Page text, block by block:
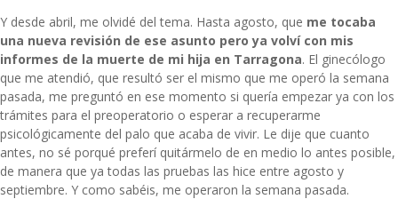
Y desde abril, me olvidé del tema. Hasta agosto, que me tocaba
una nueva revisión de ese asunto pero ya volví con mis
informes de la muerte de mi hija en Tarragona. El ginecólogo
que me atendió, que resultó ser el mismo que me operó la semana
pasada, me preguntó en ese momento si quería empezar ya con los
trámites para el preoperatorio o esperar a recuperarme
psicológicamente del palo que acaba de vivir. Le dije que cuanto
antes, no sé porqué preferí quitármelo de en medio lo antes posible,
de manera que ya todas las pruebas las hice entre agosto y
septiembre. Y como sabéis, me operaron la semana pasada.